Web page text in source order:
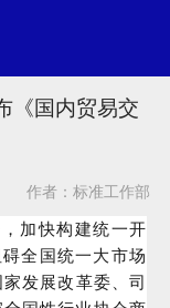
《国内贸易交
作者：标准工作部
加快构建统一开
全国统一大市场
发展改革委、司